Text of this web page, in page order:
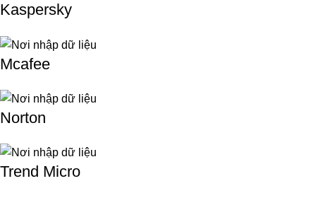
Kaspersky
Mcafee
Norton
Trend Micro